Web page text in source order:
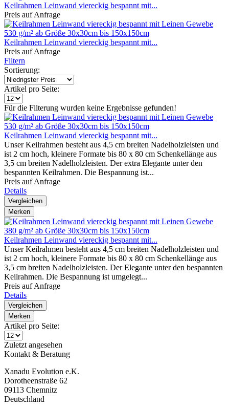
Keilrahmen Leinwand viereckig bespannt mit...
Preis auf Anfrage
Keilrahmen Leinwand viereckig bespannt mit...
Preis auf Anfrage
Filtern
Sortierung:
Artikel pro Seite:
Für die Filterung wurden keine Ergebnisse gefunden!
Keilrahmen Leinwand viereckig bespannt mit...
Unser Keilrahmen besteht aus 4,5 cm breiten Nadelholzleisten und
ist 2 cm hoch, kleinere Formate bis 80 x 80 cm Schenkellänge aus
3,5 cm breiten Nadelholzleisten. Der extra Elegante unter den
bespannten Keilrahmen. Die Bespannung ist...
Preis auf Anfrage
Details
Vergleichen
Merken
Keilrahmen Leinwand viereckig bespannt mit...
Unser Keilrahmen besteht aus 4,5 cm breiten Nadelholzleisten und
ist 2 cm hoch, kleinere Formate bis 80 x 80 cm Schenkellänge aus
3,5 cm breiten Nadelholzleisten. Der Elegante unter den bespannten
Keilrahmen. Die Bespannung ist umgelegt...
Preis auf Anfrage
Details
Vergleichen
Merken
Artikel pro Seite:
Zuletzt angesehen
Kontakt & Beratung
Xanadu Evolution e.K.
Dorotheenstraße 62
09113 Chemnitz
Deutschland